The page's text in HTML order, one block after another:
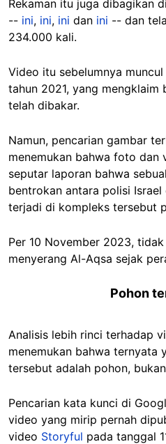
Rekaman itu juga dibagikan
-- ini, ini, ini dan ini -- dan
234.000 kali.
Video itu sebelumnya
tahun 2021, yang mengklaim
telah dibakar.
Namun, pencarian gambar
menemukan bahwa foto dan
seputar laporan bahwa
bentrokan antara polisi Israel
terjadi di kompleks tersebut
Per 10 November 2023,
menyerang Al-Aqsa sejak
Pohon
Analisis lebih rinci terhadap
menemukan bahwa ternyata
tersebut adalah pohon,
Pencarian kata kunci di
video yang mirip pernah
video Storyful pada tanggal